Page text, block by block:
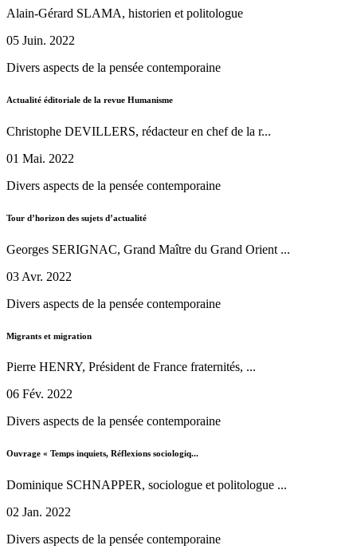
Alain-Gérard SLAMA, historien et politologue
05 Juin. 2022
Divers aspects de la pensée contemporaine
Actualité éditoriale de la revue Humanisme
Christophe DEVILLERS, rédacteur en chef de la r...
01 Mai. 2022
Divers aspects de la pensée contemporaine
Tour d’horizon des sujets d’actualité
Georges SERIGNAC, Grand Maître du Grand Orient ...
03 Avr. 2022
Divers aspects de la pensée contemporaine
Migrants et migration
Pierre HENRY, Président de France fraternités, ...
06 Fév. 2022
Divers aspects de la pensée contemporaine
Ouvrage « Temps inquiets, Réflexions sociologiq...
Dominique SCHNAPPER, sociologue et politologue ...
02 Jan. 2022
Divers aspects de la pensée contemporaine